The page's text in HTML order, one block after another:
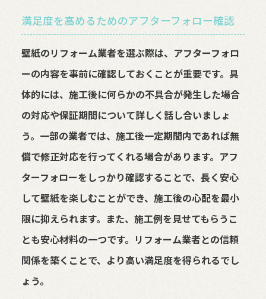
満足度を高めるためのアフターフォロー確認
壁紙のリフォーム業者を選ぶ際は、アフターフォロ
ーの内容を事前に確認しておくことが重要です。具
体的には、施工後に何らかの不具合が発生した場合
の対応や保証期間について詳しく話し合いましょ
う。一部の業者では、施工後一定期間内であれば無
償で修正対応を行ってくれる場合があります。アフ
ターフォローをしっかり確認することで、長く安心
して壁紙を楽しむことができ、施工後の心配を最小
限に抑えられます。また、施工例を見せてもらうこ
とも安心材料の一つです。リフォーム業者との信頼
関係を築くことで、より高い満足度を得られるでし
ょう。